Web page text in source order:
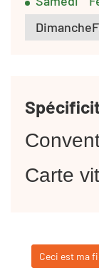
Dimanche
Carte
Ceci est ma